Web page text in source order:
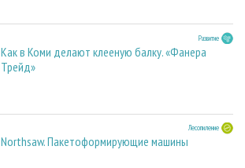
Развитие
Как в Коми делают клееную балку. «Фанера
Трейд»
Лесопиление
Northsaw. Пакетоформирующие машины